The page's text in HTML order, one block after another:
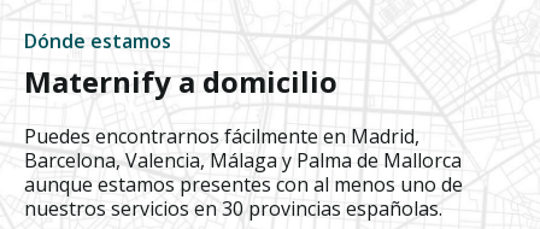
Dónde estamos
Maternify a domicilio
Puedes encontrarnos fácilmente en Madrid,
Barcelona, Valencia, Málaga y Palma de Mallorca
aunque estamos presentes con al menos uno de
nuestros servicios en 30 provincias españolas.